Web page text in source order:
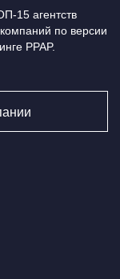
15 агентств
по версии
PPAP.